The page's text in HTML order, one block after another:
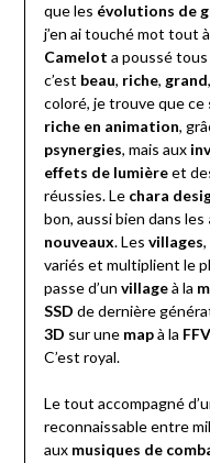
que les évolutions de
j’en ai touché mot tout
Camelot a poussé
c’est beau, riche, grand,
coloré, je trouve que ce
riche en animation,
psynergies, mais aux
effets de lumièreet
réussies. Le chara
bon, aussi bien dans les
nouveaux. Les villages,
variés et multiplient le
passe d’un villageà la
SSD de dernière
3D sur une mapà la
C’est royal.
Le tout accompagné
reconnaissable entre
aux musiques de